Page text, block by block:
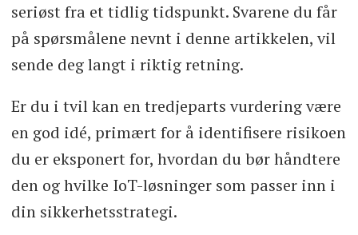
seriøst fra et tidlig tidspunkt. Svarene du får
på spørsmålene nevnt i denne artikkelen, vil
sende deg langt i riktig retning.
Er du i tvil kan en tredjeparts vurdering være
en god idé, primært for å identifisere risikoen
du er eksponert for, hvordan du bør håndtere
den og hvilke IoT-løsninger som passer inn i
din sikkerhetsstrategi.